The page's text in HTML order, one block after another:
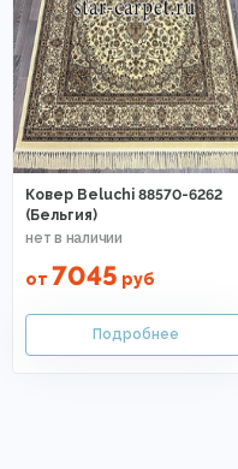
Ковер Beluchi 88570-6262
(Бельгия)
от 7045 руб